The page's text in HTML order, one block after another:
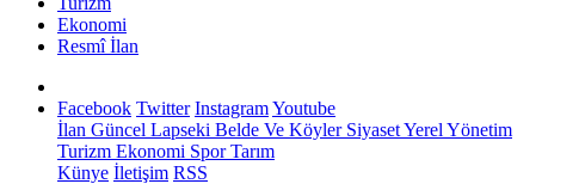
Ekonomi
Resmî İlan
Facebook Twitter InstagramYoutube
İlan Güncel Lapseki Belde Ve KöylerSiyasetYerel Yönetim
Turizm Ekonomi SporTarım
Künye İletişim RSS